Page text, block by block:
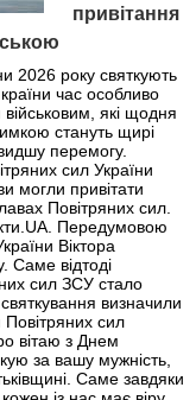
привітання
2026 року святкують
час особливо
які щодня
стануть щирі
перемогу.
сил України
могли привітати
Повітряних сил.
Передумовою
Віктора
Саме відтоді
сил ЗСУ стало
визначили
сил
вітаю з Днем
за вашу мужність,
Саме завдяки